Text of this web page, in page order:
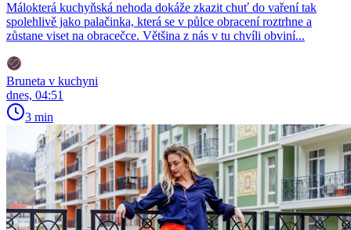
Málokterá kuchyňská nehoda dokáže zkazit chuť do vaření tak
spolehlivě jako palačinka, která se v půlce obracení roztrhne a
zůstane viset na obracečce. Většina z nás v tu chvíli obviní...
Bruneta v kuchyni
dnes, 04:51
3 min